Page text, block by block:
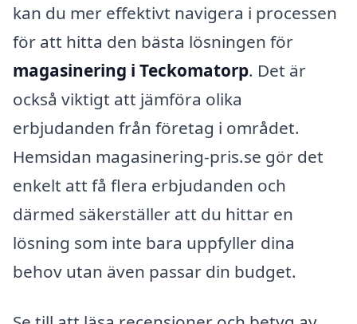
kan du mer effektivt navigera i processen
för att hitta den bästa lösningen för
magasinering i Teckomatorp. Det är
också viktigt att jämföra olika
erbjudanden från företag i området.
Hemsidan magasinering-pris.se gör det
enkelt att få flera erbjudanden och
därmed säkerställer att du hittar en
lösning som inte bara uppfyller dina
behov utan även passar din budget.